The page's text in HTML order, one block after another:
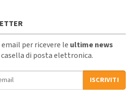
per ricevere le ultime news
di posta elettronica.
ISCRIVITI